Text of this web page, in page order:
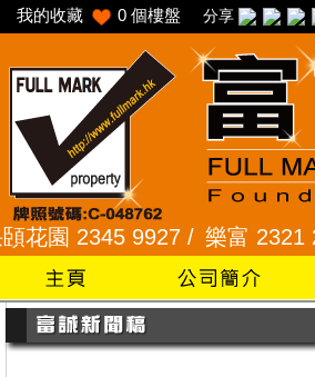
我的收藏 0 個樓盤 分享
2345 9927 /樂富 2321 2287 /